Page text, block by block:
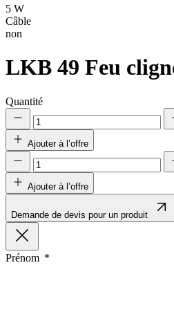
5 W
Câble
non
LKB 49 Feu
Quantité
Ajouter à l’offre
Ajouter à l’offre
Demande de devis pour un produit
Prénom